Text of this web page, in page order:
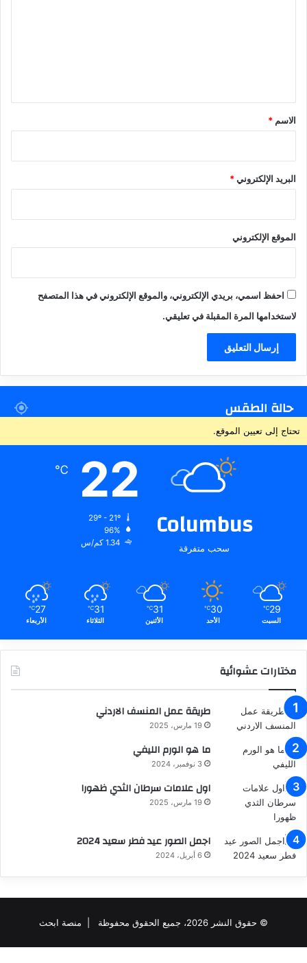
*
الاسم *
البريد الإلكتروني*
الموقع الإلكتروني
احفظ اسمي، بريدي الإلكتروني، والموقع الإلكتروني في هذا المتصفح
لاستخدامها المرة المقبلة في تعليقي.
حالة الطقس
تحتاج إلى تعيين الموقع.
Columbus
سحب متفرقة
22
℃
96%
1.34 كم/س
29
℃
السبت
30
℃
الأحد
31
℃
الأثنين
31
℃
الثلاثاء
27
℃
الأربعاء
مختارات عشوائية
طريقة عمل المنسف الاردني
19 مارس، 2025
ما هو الورم الليفي
3 نوفمبر، 2024
اول علامات سرطان الثدي ظهورا
19 مارس، 2025
اجمل الصور عيد فطر سعيد 2024
6 أبريل، 2024
© حقوق النشر 2026، جميع الحقوق محفوظة | منصة ابحث